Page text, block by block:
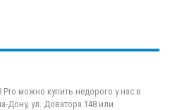
можно купить недорого у нас в
Дону, ул. Доватора 148 или